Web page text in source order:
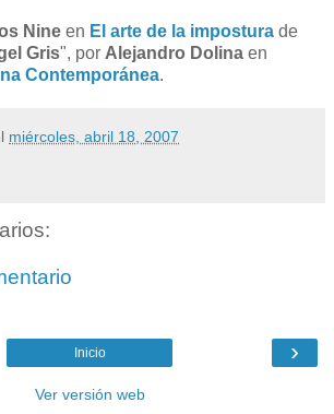
Nine en El arte de la impostura de
Gris", por Alejandro Dolina en
Contemporánea.
miércoles, abril 18, 2007
›
Inicio
Ver versión web